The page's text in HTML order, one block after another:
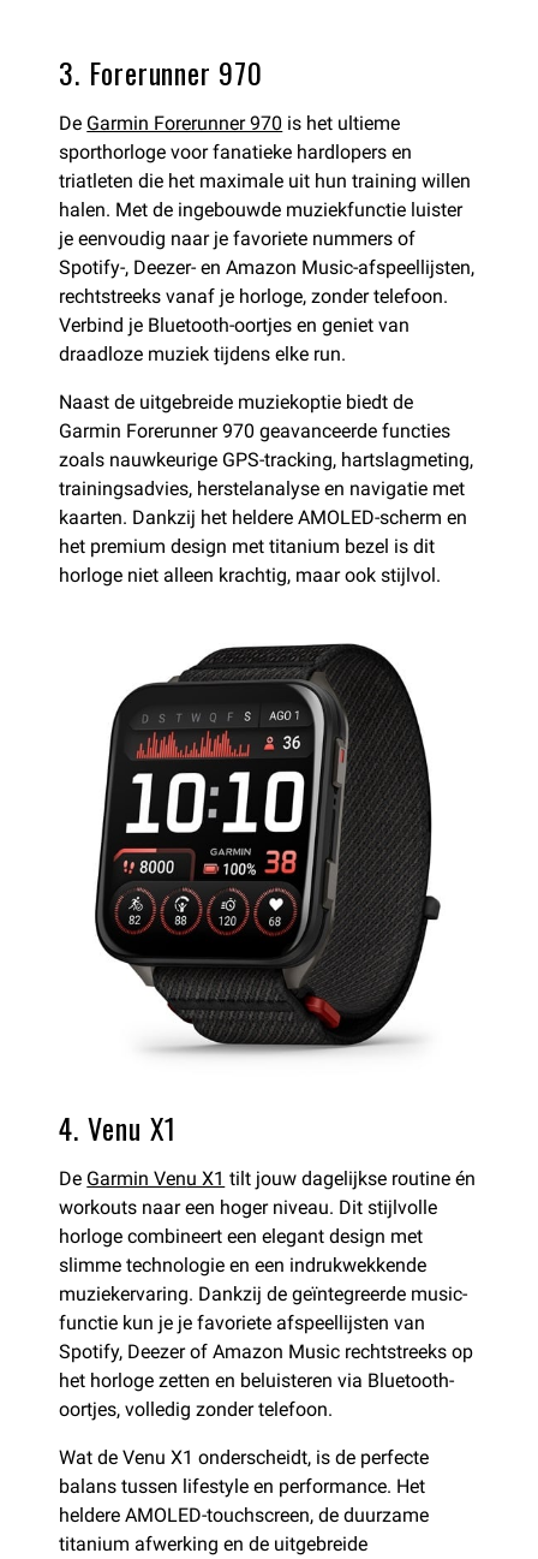
3. Forerunner 970
De Garmin Forerunner 970 is het ultieme
sporthorloge voor fanatieke hardlopers en
triatleten die het maximale uit hun training willen
halen. Met de ingebouwde muziekfunctie luister
je eenvoudig naar je favoriete nummers of
Spotify-, Deezer- en Amazon Music-afspeellijsten,
rechtstreeks vanaf je horloge, zonder telefoon.
Verbind je Bluetooth-oortjes en geniet van
draadloze muziek tijdens elke run.
Naast de uitgebreide muziekoptie biedt de
Garmin Forerunner 970 geavanceerde functies
zoals nauwkeurige GPS-tracking, hartslagmeting,
trainingsadvies, herstelanalyse en navigatie met
kaarten. Dankzij het heldere AMOLED-scherm en
het premium design met titanium bezel is dit
horloge niet alleen krachtig, maar ook stijlvol.
4. Venu X1
De Garmin Venu X1 tilt jouw dagelijkse routine én
workouts naar een hoger niveau. Dit stijlvolle
horloge combineert een elegant design met
slimme technologie en een indrukwekkende
muziekervaring. Dankzij de geïntegreerde music-
functie kun je je favoriete afspeellijsten van
Spotify, Deezer of Amazon Music rechtstreeks op
het horloge zetten en beluisteren via Bluetooth-
oortjes, volledig zonder telefoon.
Wat de Venu X1 onderscheidt, is de perfecte
balans tussen lifestyle en performance. Het
heldere AMOLED-touchscreen, de duurzame
titanium afwerking en de uitgebreide